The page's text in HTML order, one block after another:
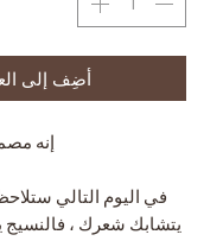
أضِف إلى
إنه
في اليوم التالي
يتشابك شعرك ،